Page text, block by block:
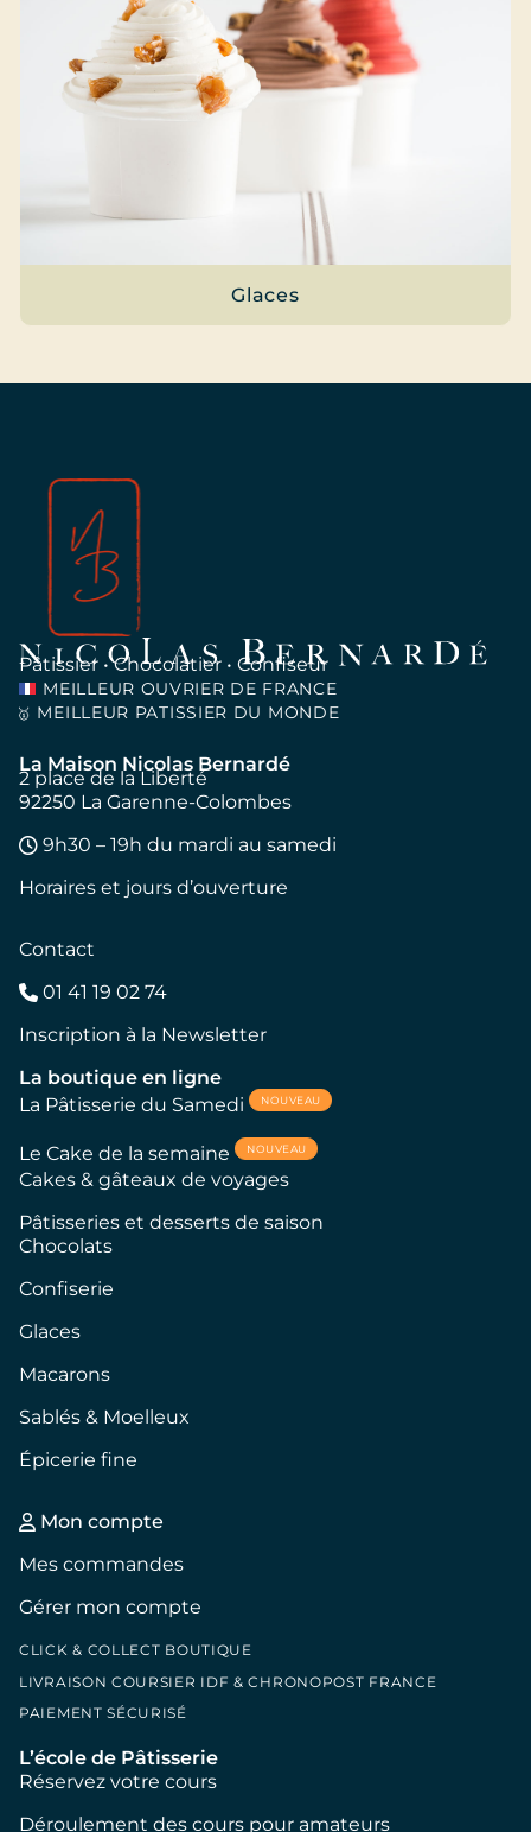
Glaces
Pâtissier • Chocolatier • Confiseur
MEILLEUR OUVRIER DE FRANCE
🥇 MEILLEUR PATISSIER DU MONDE
La Maison Nicolas Bernardé
2 place de la Liberté
92250 La Garenne-Colombes
9h30 – 19h du mardi au samedi
Horaires et jours d’ouverture
Contact
01 41 19 02 74
Inscription à la Newsletter
La boutique en ligne
La Pâtisserie du Samedi
NOUVEAU
Le Cake de la semaine NOUVEAU
Cakes & gâteaux de voyages
Pâtisseries et desserts de saison
Chocolats
Confiserie
Glaces
Macarons
Sablés & Moelleux
Épicerie fine
Mon compte
Mes commandes
Gérer mon compte
CLICK & COLLECT BOUTIQUE
LIVRAISON COURSIER IDF & CHRONOPOST FRANCE
PAIEMENT SÉCURISÉ
L’école de Pâtisserie
Réservez votre cours
Déroulement des cours pour amateurs